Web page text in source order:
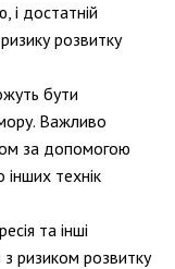
і достатній
розвитку
бути
Важливо
за допомогою
інших технік
та інші
з ризиком розвитку